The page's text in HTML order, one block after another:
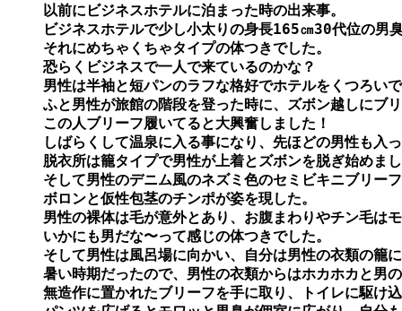
以前にビジネスホテルに泊まった時の出来事。
ビジネスホテルで少し小太りの身長165㎝30代位の男
それにめちゃくちゃタイプの体つきでした。
恐らくビジネスで一人で来ているのかな？
男性は半袖と短パンのラフな格好でホテルをくつろい
ふと男性が旅館の階段を登った時に、ズボン越しにブ
この人ブリーフ履いてると大興奮しました！
しばらくして温泉に入る事になり、先ほどの男性も入
脱衣所は籠タイプで男性が上着とズボンを脱ぎ始めま
そして男性のデニム風のネズミ色のセミビキニブリー
ボロンと仮性包茎のチンポが姿を現した。
男性の裸体は毛が意外とあり、お腹まわりやチン毛は
いかにも男だな〜って感じの体つきでした。
そして男性は風呂場に向かい、自分は男性の衣類の籠
暑い時期だったので、男性の衣類からはホカホカと男
無造作に置かれたブリーフを手に取り、トイレに駆け